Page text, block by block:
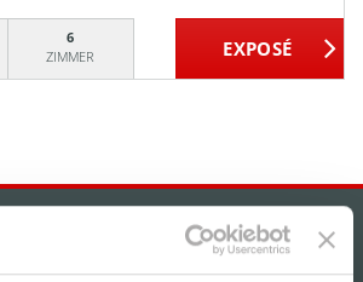
6
ZIMMER